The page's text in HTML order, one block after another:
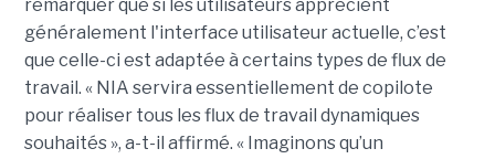
remarquer que si les utilisateurs apprécient
généralement l'interface utilisateur actuelle, c’est
que celle-ci est adaptée à certains types de flux de
travail. « NIA servira essentiellement de copilote
pour réaliser tous les flux de travail dynamiques
souhaités », a-t-il affirmé. « Imaginons qu’un